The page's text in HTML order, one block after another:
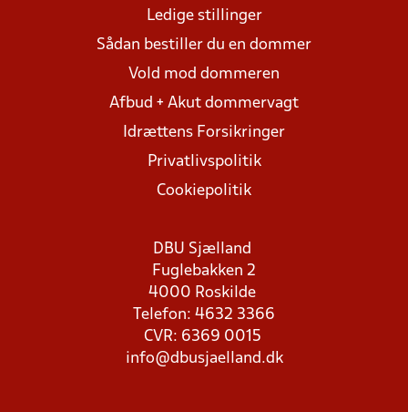
Ledige stillinger
Sådan bestiller du en dommer
Vold mod dommeren
Afbud + Akut dommervagt
Idrættens Forsikringer
Privatlivspolitik
Cookiepolitik
DBU Sjælland
Fuglebakken 2
4000 Roskilde
Telefon: 4632 3366
CVR: 6369 0015
info@dbusjaelland.dk